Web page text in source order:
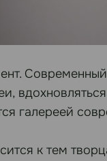
галереей
к тем